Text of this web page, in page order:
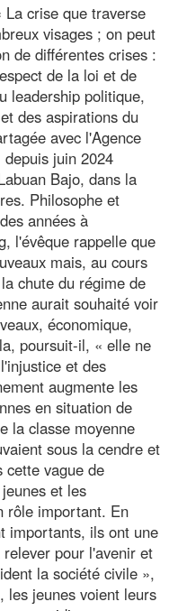
crise que traverse
visages ; on peut
de différentes crises :
de la loi et de
leadership politique,
des aspirations du
avec l'Agence
juin 2024
Bajo, dans la
Philosophe et
années à
l'évêque rappelle que
mais, au cours
chute du régime de
aurait souhaité voir
économique,
poursuit-il, « elle ne
et des
augmente les
en situation de
la classe moyenne
sous la cendre et
cette vague de
et les
rôle important. En
importants, ils ont une
pour l'avenir et
la société civile »,
jeunes voient leurs